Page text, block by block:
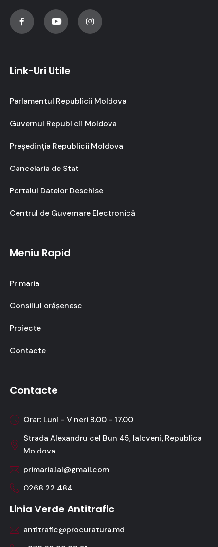
Link-Uri Utile
Parlamentul Republicii Moldova
Guvernul Republicii Moldova
Președinția Republicii Moldova
Cancelaria de Stat
Portalul Datelor Deschise
Centrul de Guvernare Electronică
Meniu Rapid
Primaria
Consiliul orășenesc
Proiecte
Contacte
Contacte
Orar: Luni - Vineri 8.00 - 17.00
Strada Alexandru cel Bun 45, Ialoveni, Republica
Moldova
primaria.ial@gmail.com
0268 22 484
Linia Verde Antitrafic
antitrafic@procuratura.md